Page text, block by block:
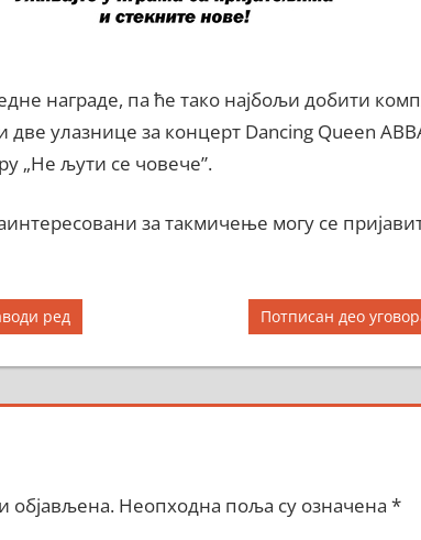
награде, па ће тако најбољи добити
улазнице за концерт Dancing Queen
„Не љути се човече”.
за такмичење могу се
ред
Next
Post:
Потписан део
објављена. Неопходна поља су означена *